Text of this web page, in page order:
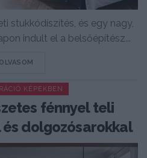
stukkódíszítés, és egy nagy,
indult el a belsőépítész...
KÉPEKBEN
fénnyel teli
dolgozósarokkal